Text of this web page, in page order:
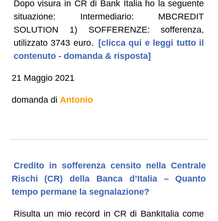
Dopo visura in CR di Bank Italia ho la seguente
situazione: Intermediario: MBCREDIT
SOLUTION 1) SOFFERENZE: sofferenza,
utilizzato 3743 euro. [clicca qui e leggi tutto il
contenuto - domanda & risposta]
21 Maggio 2021
domanda di Antonio
Credito in sofferenza censito nella Centrale
Rischi (CR) della Banca d’Italia – Quanto
tempo permane la segnalazione?
Risulta un mio record in CR di BankItalia come